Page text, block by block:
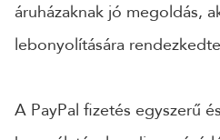
áruházaknak jó megoldás,
lebonyolítására
A PayPal fizetés egyszerű